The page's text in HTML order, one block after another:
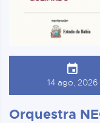
14 ago, 2026
Orquestra